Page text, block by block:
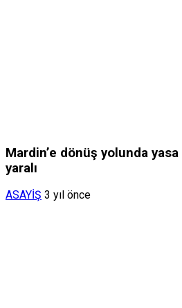
Mardin’e dönüş yolunda
yaralı
ASAYİŞ 3 yıl önce